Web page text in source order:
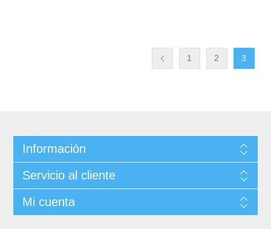
1 2 3
Información
Servicio al cliente
Mi cuenta